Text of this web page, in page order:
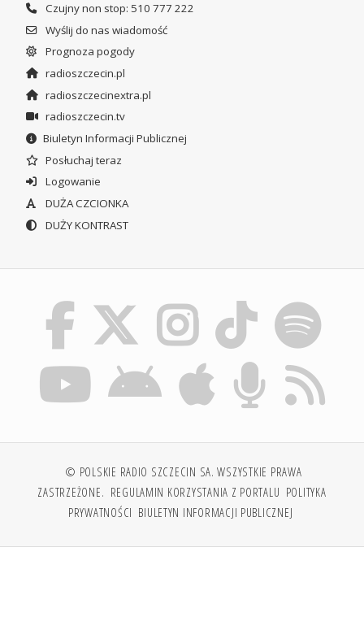
Czujny non stop: 510 777 222
Wyślij do nas wiadomość
Prognoza pogody
radioszczecin.pl
radioszczecinextra.pl
radioszczecin.tv
Biuletyn Informacji Publicznej
Posłuchaj teraz
Logowanie
DUŻA CZCIONKA
DUŻY KONTRAST
© POLSKIE RADIO SZCZECIN SA. WSZYSTKIE PRAWA
ZASTRZEŻONE. REGULAMIN KORZYSTANIA Z PORTALU POLITYKA
PRYWATNOŚCI BIULETYN INFORMACJI PUBLICZNEJ